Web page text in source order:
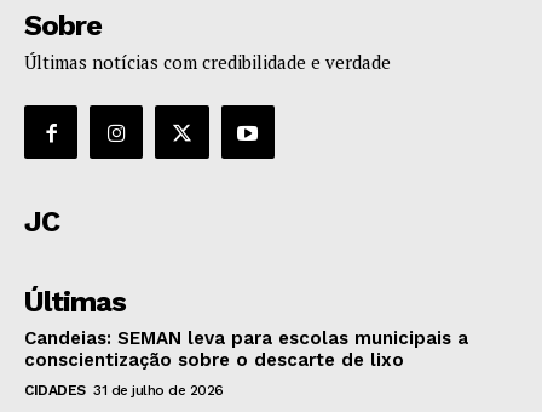
Sobre
Últimas notícias com credibilidade e verdade
JC
Últimas
Candeias: SEMAN leva para escolas municipais a
conscientização sobre o descarte de lixo
CIDADES 31 de julho de 2026